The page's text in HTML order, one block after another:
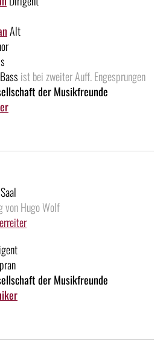
Alt
Bass ist bei zweiter Auff. Engesprungen
der Musikfreunde
von Hugo Wolf
der Musikfreunde